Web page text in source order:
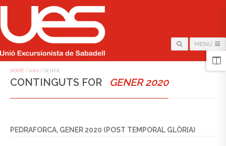
MENU
HOME / 2020 / GENER
CONTINGUTS FOR GENER 2020
PEDRAFORCA, GENER 2020 (POST TEMPORAL GLÒRIA)